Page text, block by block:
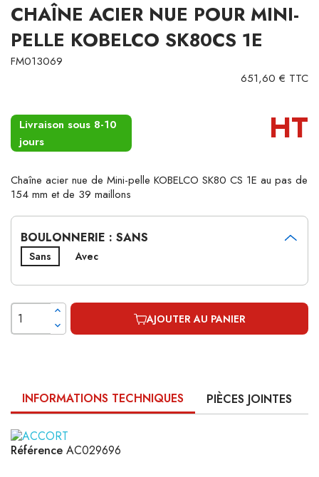
CHAÎNE ACIER NUE POUR MINI-
PELLE KOBELCO SK80CS 1E
FM013069
651,60 € TTC
Livraison sous 8-10
jours
HT
Chaîne acier nue de Mini-pelle KOBELCO SK80 CS 1E au pas de
154 mm et de 39 maillons
BOULONNERIE : SANS
Sans Avec
AJOUTER AU PANIER
INFORMATIONS TECHNIQUES PIÈCES JOINTES
Référence AC029696